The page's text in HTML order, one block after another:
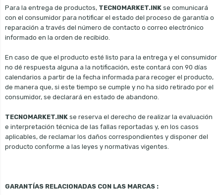
Para la entrega de productos, TECNOMARKET.INK se comunicará
con el consumidor para notificar el estado del proceso de garantía o
reparación a través del número de contacto o correo electrónico
informado en la orden de recibido.
En caso de que el producto esté listo para la entrega y el consumidor
no dé respuesta alguna a la notificación, este contará con 90 días
calendarios a partir de la fecha informada para recoger el producto,
de manera que, si este tiempo se cumple y no ha sido retirado por el
consumidor, se declarará en estado de abandono.
TECNOMARKET.INK se reserva el derecho de realizar la evaluación
e interpretación técnica de las fallas reportadas y, en los casos
aplicables, de reclamar los daños correspondientes y disponer del
producto conforme a las leyes y normativas vigentes.
GARANTÍAS RELACIONADAS CON LAS MARCAS :